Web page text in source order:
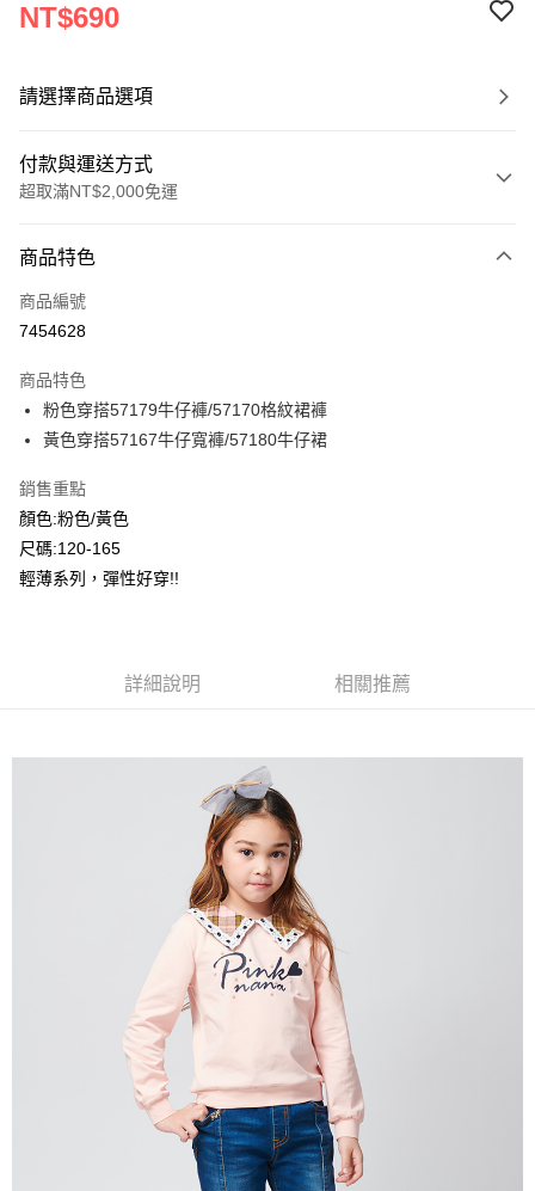
NT$690
請選擇商品選項
付款與運送方式
超取滿NT$2,000免運
信用卡一次付款
超商取貨付款
Apple Pay
Google Pay
ATM付款
運送方式
全家付款取貨
每筆NT$80，滿NT$2,000(含以上)免運費
每筆NT$80，滿NT$2,000(含以上)免運費
每筆NT$80，滿NT$2,000(含以上)免運費
每筆NT$80，滿NT$2,000(含以上)免運費
商品特色
商品編號
7454628
商品特色
粉色穿搭57179牛仔褲/57170格紋裙褲
黃色穿搭57167牛仔寬褲/57180牛仔裙
銷售重點
顏色:粉色/黃色
尺碼:120-165
輕薄系列，彈性好穿!!
詳細說明 相關推薦